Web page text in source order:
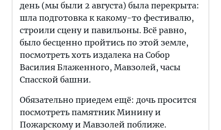
день (мы были 2 августа) была перекрыта:
шла подготовка к какому-то фестивалю,
строили сцену и павильоны. Всё равно,
было бесценно пройтись по этой земле,
посмотреть хоть издалека на Собор
Василия Блаженного, Мавзолей, часы
Спасской башни.
Обязательно приедем ещё: дочь просится
посмотреть памятник Минину и
Пожарскому и Мавзолей поближе.